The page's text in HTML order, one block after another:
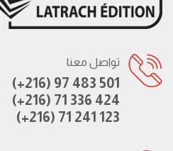
تواصل معنا
(+216) 97 483 501
(+216) 71 336 424
(+216) 71 241 123